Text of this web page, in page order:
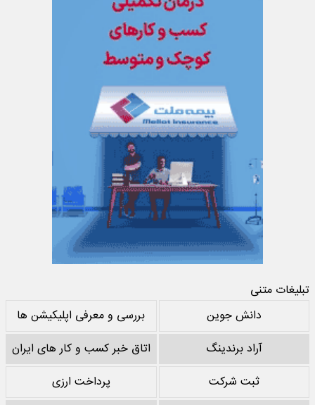
تبلیغات متنی
دانش جوین
بررسی و معرفی اپلیکیشن ها
آراد برندینگ
اتاق خبر کسب و کار های ایران
ثبت شرکت
پرداخت ارزی